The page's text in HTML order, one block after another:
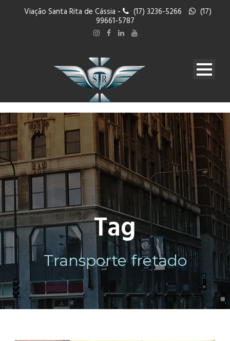
Viação Santa Rita de Cássia - (17) 3236-5266 (17)
99661-5787
Tag
Transporte fretado